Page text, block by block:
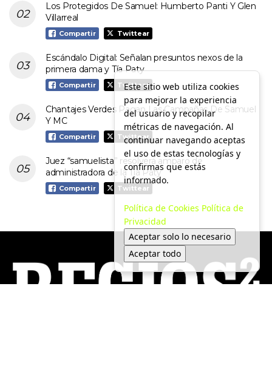
Los Protegidos De Samuel: Humberto Panti Y Glen
Villarreal
Compartir Twittear
Escándalo Digital: Señalan presuntos nexos de la
primera dama y Tía Paty
Compartir Twittear
Chantajes Verdes Pagan Las Campañas De Samuel
Y MC
Compartir Twittear
Juez “samuelista” resolverá amparo de
administradora de la Tía Paty
Compartir Twittear
Este sitio web utiliza cookies
para mejorar la experiencia
del usuario y recopilar
métricas de navegación. Al
continuar navegando aceptas
el uso de estas tecnologías y
confirmas que estás
informado.
Política de Cookies Política de
Privacidad
Aceptar solo lo necesario
Aceptar todo